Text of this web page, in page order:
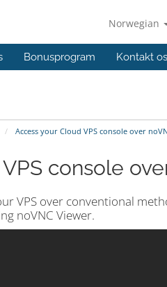
Norwegian
Bonusprogram Kontakt
Access your Cloud VPS console over
console
VPS over conventional
noVNC Viewer.